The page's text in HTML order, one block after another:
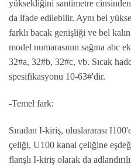
yüksekliğini santimetre
da ifade edilebilir. Aynı bel
farklı bacak genişliği ve bel
model numarasının sağına abc
32#a, 32#b, 32#c, vb. Sıcak
spesifikasyonu 10-63#'dir.
-Temel fark:
Sıradan I-kiriş, uluslararası
çeliği, U100 kanal çeliğine
flanşlı I-kiriş olarak da